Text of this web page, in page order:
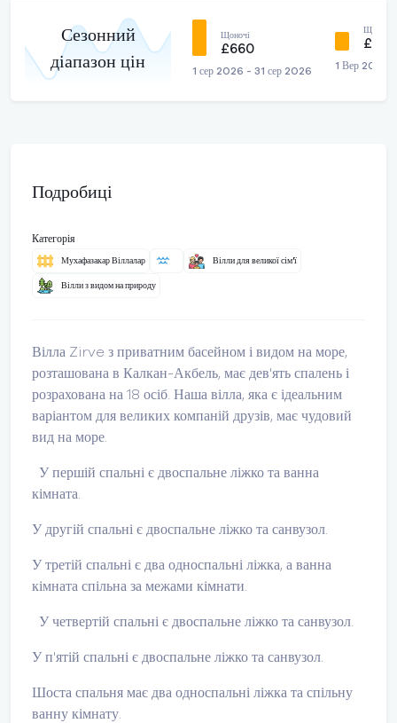
Сезонний
діапазон цін
Щоночі
£660
1 сер 2026 - 31 сер 2026
Щоночі
£422
1 Вер 2026
Подробиці
Категорія
Мухафазакар Віллалар Вілли для великої сім'ї
Вілли з видом на природу
Вілла Zirve з приватним басейном і видом на море,
розташована в Калкан-Акбель, має дев'ять спалень і
розрахована на 18 осіб. Наша вілла, яка є ідеальним
варіантом для великих компаній друзів, має чудовий
вид на море.
У першій спальні є двоспальне ліжко та ванна
кімната.
У другій спальні є двоспальне ліжко та санвузол.
У третій спальні є два односпальні ліжка, а ванна
кімната спільна за межами кімнати.
У четвертій спальні є двоспальне ліжко та санвузол.
У п'ятій спальні є двоспальне ліжко та санвузол.
Шоста спальня має два односпальні ліжка та спільну
ванну кімнату.